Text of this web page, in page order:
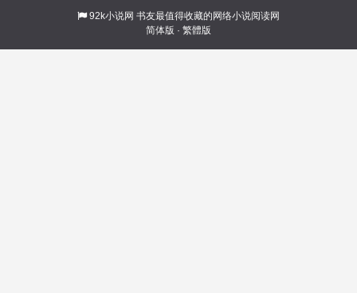
92k小说网 书友最值得收藏的网络小说阅读网
简体版 · 繁體版